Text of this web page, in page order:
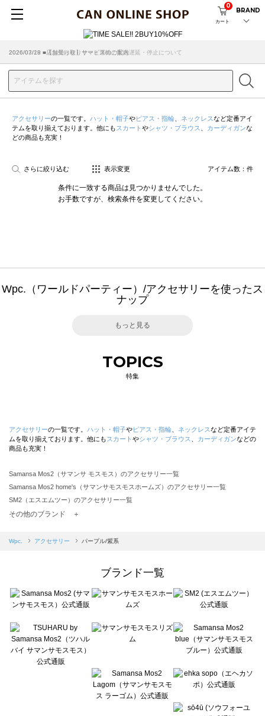
カート
0
BRAND
2026/07/29 ■【お知らせ】ヤマト運輸の配送遅延・停止について
2026/03/18 ■店舗受け取りサービスのご案内
アクセサリーの一覧です。 ハット・帽子やピアス・指輪 ネックレスなど定番アイ
テムを取り揃えております。他にも スカート やシャツ・ブラウス カーディガンな
どの商品も充実！
さらに絞り込む 表示変更 アイテム数： 件
条件に一致する商品は見つかりませんでした。
お手数ですが、検索条件を変更してください。
Wpc.（ワールドパーティー）/アクセサリーを使ったス
ナップ
もっと見る
TOPICS
特集
アクセサリーの一覧です。 ハット・帽子やピアス・指輪 ネックレスなど定番アイテ
ムを取り揃えております。他にも スカート やシャツ・ブラウス カーディガンなどの
商品も充実！
Samansa Mos2（サマンサ モスモス）のアクセサリー一覧
Samansa Mos2 home's（サマンサモスモスホームズ）のアクセサリー一覧
SM2（エスエムツー）のアクセサリー一覧
TSUHARU by Samansa Mos2（ツハルバイサマンサモスモス）のアクセサリー一覧
Samansa Mos2 blue（サマンサモスモス ブルー）のアクセサリー一覧
sō4ū（ソウフォーユー）のアクセサリー一覧
Te chichi（テチチ）のアクセサリー一覧
Te chichi CLASSIC（テチチ クラシック）のアクセサリー一覧
Lugnoncure（ルノンキュール）のアクセサリー一覧
BETTY'S BLUE（べティーズブルー）のアクセサリー一覧
Wpc.（ワールドパーティー）のアクセサリー一覧
その他のブランド ＋
Wpc. アクセサリー パープル/紫系
ブランド一覧